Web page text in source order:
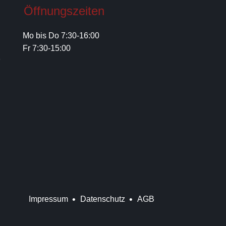
Öffnungszeiten
Mo bis Do 7:30-16:00
Fr 7:30-15:00
Impressum Datenschutz AGB